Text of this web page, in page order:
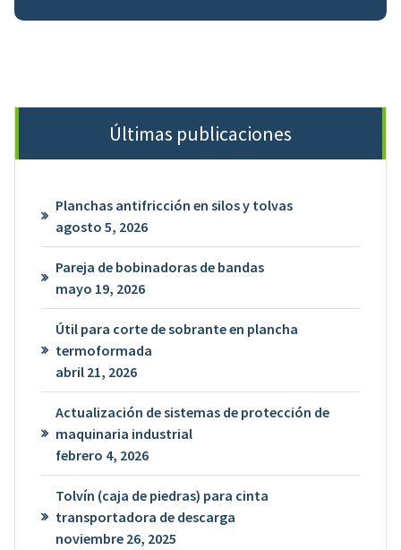
Últimas publicaciones
Planchas antifricción en silos y tolvas
agosto 5, 2026
Pareja de bobinadoras de bandas
mayo 19, 2026
Útil para corte de sobrante en plancha
termoformada
abril 21, 2026
Actualización de sistemas de protección de
maquinaria industrial
febrero 4, 2026
Tolvín (caja de piedras) para cinta
transportadora de descarga
noviembre 26, 2025